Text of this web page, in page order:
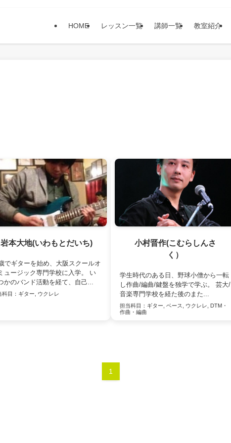
HOME レッスン一覧 講師一覧 教室紹介
岩本大地(いわもとだいち)
でギターを始め、大阪スクールオ
ュージック専門学校に入学。 い
かのバンド活動を経て、自己...
科目： ギター, ウクレレ
小村晋作(こむらしんさ
く）
学生時代のある日、野球小僧から一転
し作曲/編曲/鍵盤を独学で学ぶ。 芸大/
音楽専門学校を経た後のまた...
担当科目： ギター, ベース, ウクレレ, DTM・
作曲・編曲
1